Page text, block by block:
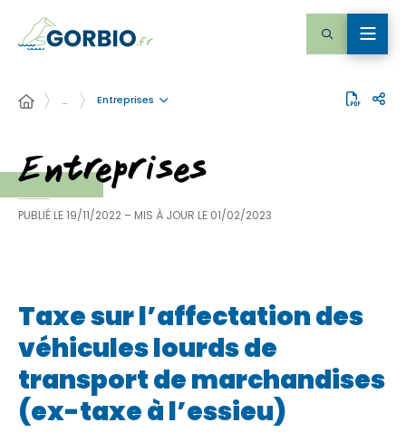
… Entreprises
Entreprises
PUBLIÉ LE19/11/2022 – MIS À JOUR LE 01/02/2023
Taxe sur l’affectation des
véhicules lourds de
transport de marchandises
(ex-taxe à l’essieu)